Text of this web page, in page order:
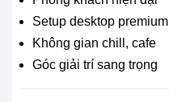
Setup desktop premium
Không gian chill, cafe
Góc giải trí sang trọng